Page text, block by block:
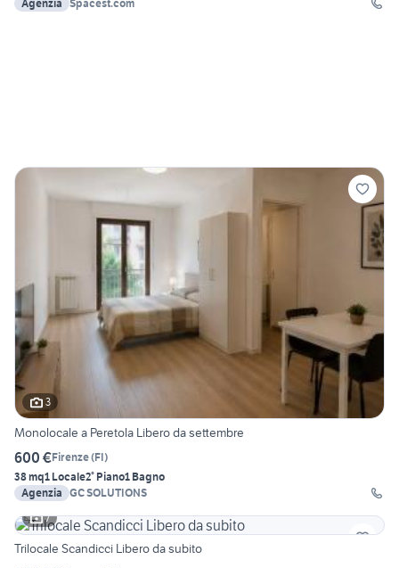
Agenzia Spacest.com
3
Monolocale a Peretola Libero da settembre
600 €Firenze(FI)
38 mq1 Locale2° Piano1 Bagno
Agenzia GC SOLUTIONS
7
Trilocale Scandicci Libero da subito